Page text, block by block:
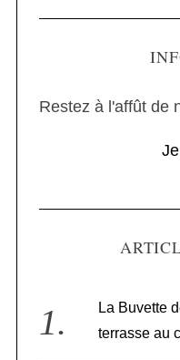
Restez à l'affût de
La Buvette
terrasse au